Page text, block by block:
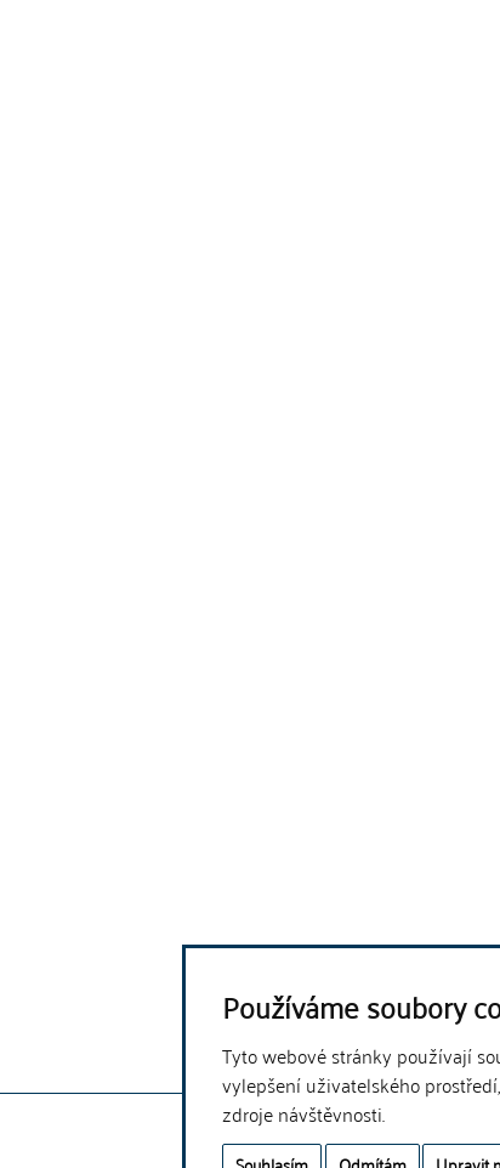
Používáme soubory
Tyto webové stránky používají
vylepšení uživatelského
zdroje návštěvnosti.